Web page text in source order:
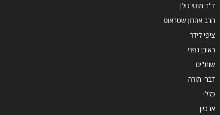
ד''ר מוטי גולן
הרב אהרון שטראוס
ציפי לידר
ראובן גפני
שות"ים
דברי תורה
כללי
ארכיון